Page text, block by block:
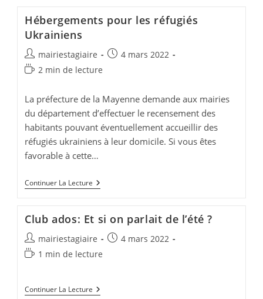
JOUETS
Hébergements pour les réfugiés
Ukrainiens
Auteur/autrice
de
mairiestagiaire
Publication
4 mars 2022
Temps
lecture :
2 min de lecture
La préfecture de la Mayenne demande aux mairies
du département d’effectuer le recensement des
habitants pouvant éventuellement accueillir des
réfugiés ukrainiens à leur domicile. Si vous êtes
favorable à cette…
Continuer La Lecture Hébergements
Pour
Ukrainiens
Club ados: Et si on parlait de l’été ?
Auteur/autrice
de
mairiestagiaire
Publication
4 mars 2022
Temps1 min de lecture
Continuer La Lecture Club